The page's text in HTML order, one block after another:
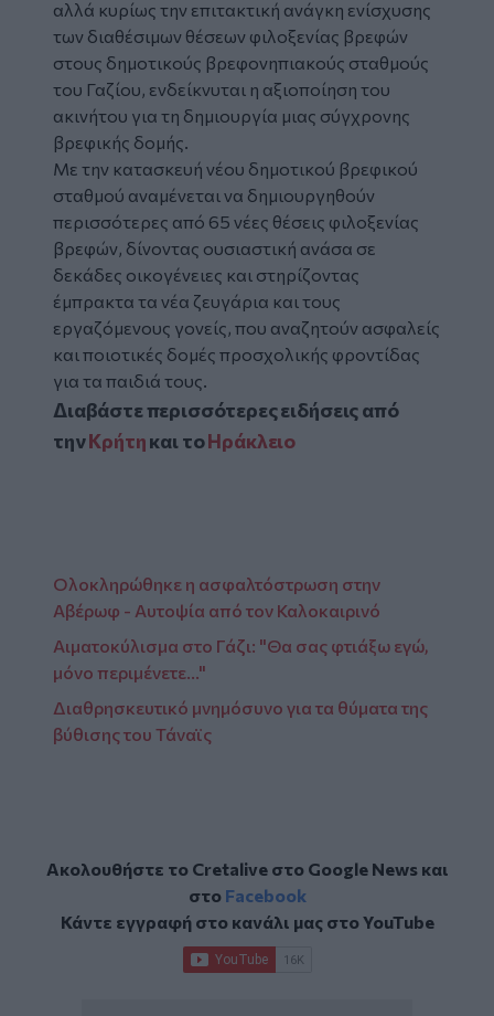
αλλά κυρίως την επιτακτική ανάγκη ενίσχυσης
των διαθέσιμων θέσεων φιλοξενίας βρεφών
στους δημοτικούς βρεφονηπιακούς σταθμούς
του Γαζίου, ενδείκνυται η αξιοποίηση του
ακινήτου για τη δημιουργία μιας σύγχρονης
βρεφικής δομής.
Με την κατασκευή νέου δημοτικού βρεφικού
σταθμού αναμένεται να δημιουργηθούν
περισσότερες από 65 νέες θέσεις φιλοξενίας
βρεφών, δίνοντας ουσιαστική ανάσα σε
δεκάδες οικογένειες και στηρίζοντας
έμπρακτα τα νέα ζευγάρια και τους
εργαζόμενους γονείς, που αναζητούν ασφαλείς
και ποιοτικές δομές προσχολικής φροντίδας
για τα παιδιά τους.
Διαβάστε περισσότερες ειδήσεις από
τηνΚρήτηκαι τοΗράκλειο
Ολοκληρώθηκε η ασφαλτόστρωση στην
Αβέρωφ - Αυτοψία από τον Καλοκαιρινό
Αιματοκύλισμα στο Γάζι: "Θα σας φτιάξω εγώ,
μόνο περιμένετε..."
Διαθρησκευτικό μνημόσυνο για τα θύματα της
βύθισης του Τάναϊς
Ακολουθήστε το Cretalive στο Google Newsκαι
στο Facebook
Κάντε εγγραφή στο κανάλι μας στοYouTube